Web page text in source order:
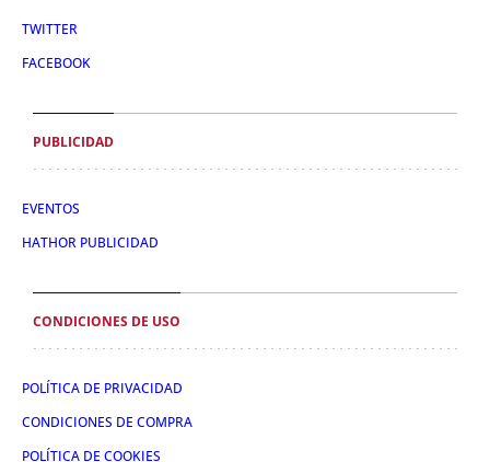
TWITTER
FACEBOOK
PUBLICIDAD
EVENTOS
HATHOR PUBLICIDAD
CONDICIONES DE USO
POLÍTICA DE PRIVACIDAD
CONDICIONES DE COMPRA
POLÍTICA DE COOKIES